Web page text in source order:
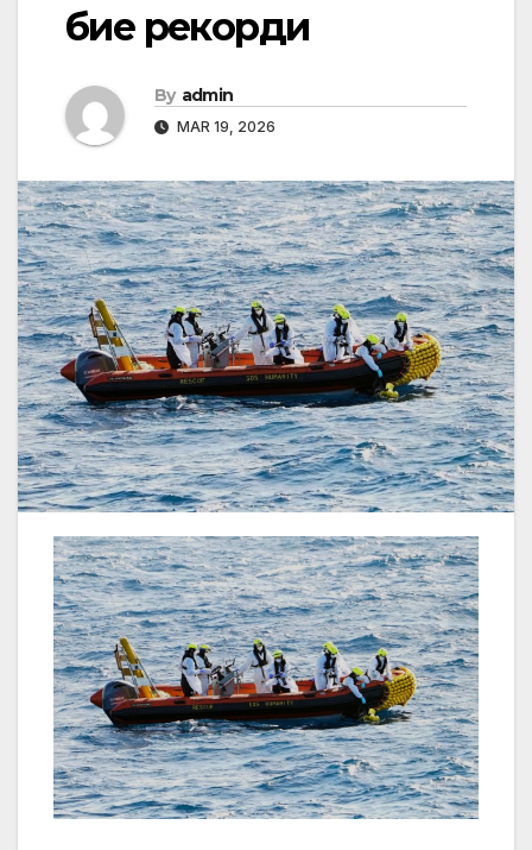
бие рекорди
By admin
MAR 19, 2026